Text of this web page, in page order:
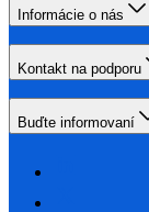
Informácie o nás
Kontakt na podporu
Buďte informovaní